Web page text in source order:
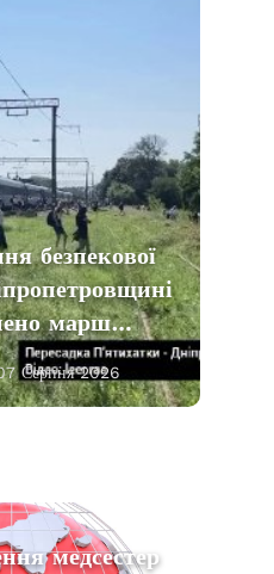
безпекової
марш…
Серпня 2026
медсестер